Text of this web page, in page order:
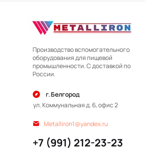
Производство вспомогательного
оборудования для пищевой
промышленности. С доставкой по
России.
г. Белгород
ул. Коммунальная д. 6, офис 2
+7 (991) 212-23-23
Metalliron1@yandex.ru